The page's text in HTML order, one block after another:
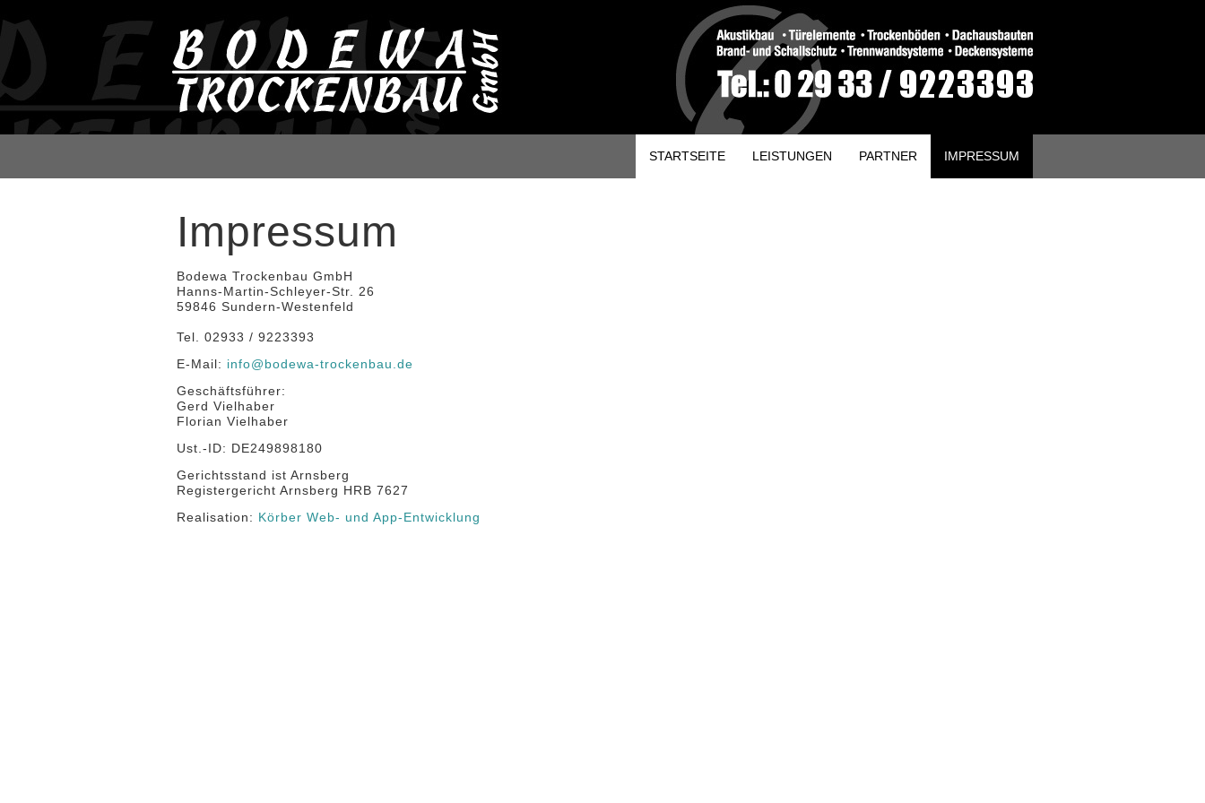
STARTSEITE LEISTUNGEN PARTNER IMPRESSUM
Impressum
Bodewa Trockenbau GmbH
Hanns-Martin-Schleyer-Str. 26
59846 Sundern-Westenfeld
Tel. 02933 / 9223393
E-Mail: info@bodewa-trockenbau.de
Geschäftsführer:
Gerd Vielhaber
Florian Vielhaber
Ust.-ID: DE249898180
Gerichtsstand ist Arnsberg
Registergericht Arnsberg HRB 7627
Realisation: Körber Web- und App-Entwicklung